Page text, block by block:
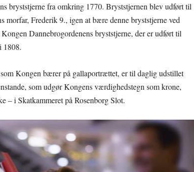
bryststjerne fra omkring 1770. Bryststjernen blev udført til
morfar, Frederik 9., igen at bære denne bryststjerne ved
Dannebrogordenens bryststjerne, der er udført til
1808.
Kongen bærer på gallaportrættet, er til daglig udstillet
som udgør Kongens værdighedstegn som krone,
– i Skatkammeret på Rosenborg Slot.